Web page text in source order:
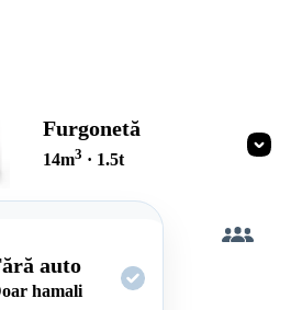
Furgonetă
14m3 · 1.5t
auto
hamali